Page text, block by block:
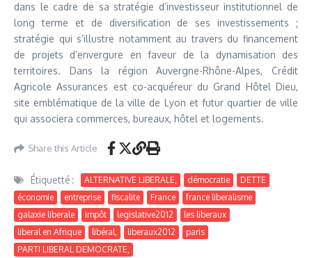
dans le cadre de sa stratégie d’investisseur institutionnel de
long terme et de diversification de ses investissements ;
stratégie qui s’illustre notamment au travers du financement
de projets d’envergure en faveur de la dynamisation des
territoires. Dans la région Auvergne-Rhône-Alpes, Crédit
Agricole Assurances est co-acquéreur du Grand Hôtel Dieu,
site emblématique de la ville de Lyon et futur quartier de ville
qui associera commerces, bureaux, hôtel et logements.
Share this Article
Étiquetté : ALTERNATIVE LIBERALE, démocratie
DETTE
économie
entreprise fiscalite France
france liberalisme
galaxie liberale
impôt legislative2012
les liberaux
liberal en Afrique
libéral, liberaux2012
paris
PARTI LIBERAL DEMOCRATE,